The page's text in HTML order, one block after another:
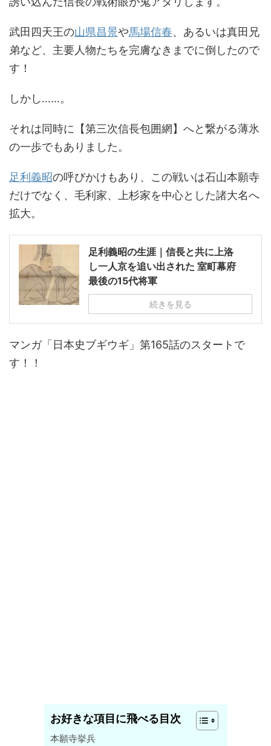
武田四天王の山県昌景や馬場信春、あるいは真田兄
弟など、主要人物たちを完膚なきまでに倒したので
す！
しかし……。
それは同時に【第三次信長包囲網】へと繋がる薄氷
の一歩でもありました。
足利義昭の呼びかけもあり、この戦いは石山本願寺
だけでなく、毛利家、上杉家を中心とした諸大名へ
拡大。
足利義昭の生涯｜信長と共に上洛
し一人京を追い出された 室町幕府
最後の15代将軍
続きを見る
マンガ「日本史ブギウギ」第165話のスタートで
す！！
お好きな項目に飛べる目次
本願寺挙兵